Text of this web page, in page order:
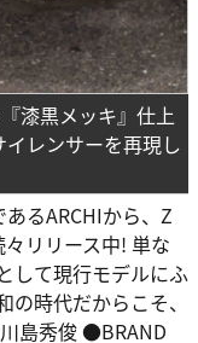
漆黒メッキ』仕上
レンサーを再現し
るARCHIから、Z
リリース中! 単な
して現行モデルにふ
時代だからこそ、
島秀俊 ●BRAND